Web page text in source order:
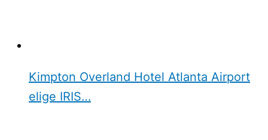
Kimpton Overland Hotel Atlanta Airport
elige IRIS…